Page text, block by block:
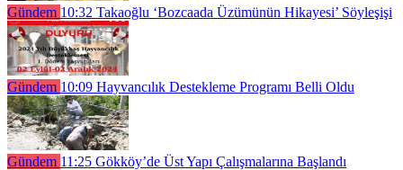
Gündem 10:32 Takaoğlu ‘Bozcaada Üzümünün Hikayesi’ Söyleşişi
Gündem 10:09 Hayvancılık Destekleme Programı Belli Oldu
Gündem 11:25 Gökköy’de Üst Yapı Çalışmalarına Başlandı